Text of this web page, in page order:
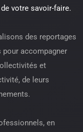
votre savoir-faire.
des reportages
accompagner
et
de leurs
en